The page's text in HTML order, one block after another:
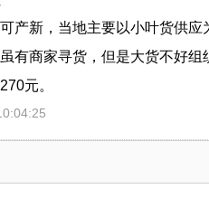
产新，当地主要以小叶货供
有商家寻货，但是大货不好
元。